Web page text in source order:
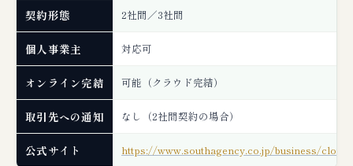
契約形態 2社間／3社間
個人事業主 対応可
オンライン完結 可能（クラウド完結）
取引先への通知 なし（2社間契約の場合）
公式サイト https://www.southagency.co.jp/business/